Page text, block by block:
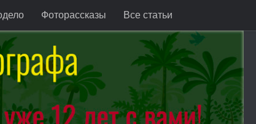
Фоторассказы Все статьи